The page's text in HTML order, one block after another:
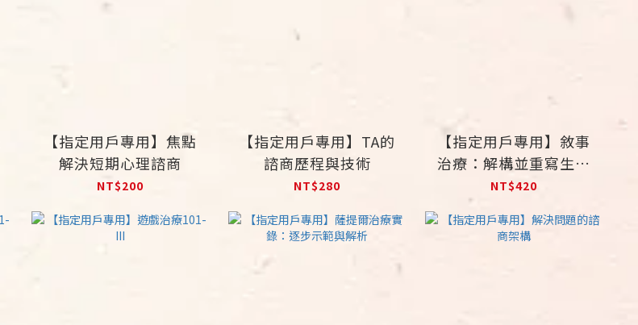
【指定用戶專用】焦點
解決短期心理諮商
NT$200
【指定用戶專用】TA的
諮商歷程與技術
NT$280
【指定用戶專用】敘事
治療：解構並重寫生命
的故事
NT$420